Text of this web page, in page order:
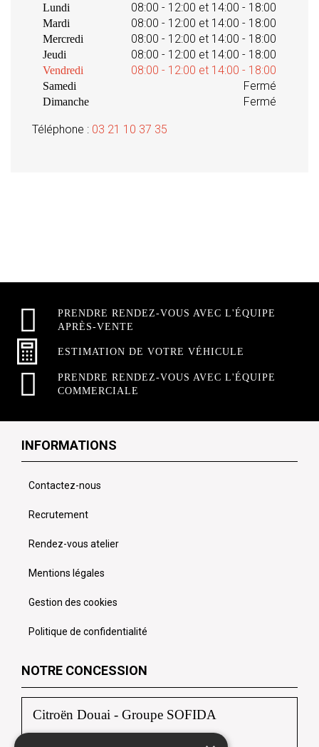
Lundi 08:00 - 12:00 et 14:00 - 18:00
Mardi 08:00 - 12:00 et 14:00 - 18:00
Mercredi 08:00 - 12:00 et 14:00 - 18:00
Jeudi 08:00 - 12:00 et 14:00 - 18:00
Vendredi 08:00 - 12:00 et 14:00 - 18:00
Samedi Fermé
Dimanche Fermé
Téléphone : 03 21 10 37 35
PRENDRE RENDEZ-VOUS AVEC L'ÉQUIPE
APRÈS-VENTE
ESTIMATION DE VOTRE VÉHICULE
PRENDRE RENDEZ-VOUS AVEC L'ÉQUIPE
COMMERCIALE
INFORMATIONS
Contactez-nous
Recrutement
Rendez-vous atelier
Mentions légales
Gestion des cookies
Politique de confidentialité
NOTRE CONCESSION
Citroën Douai - Groupe SOFIDA